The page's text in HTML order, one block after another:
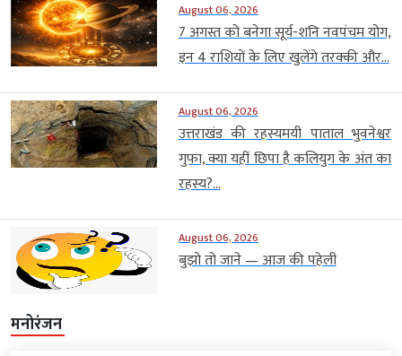
August 06, 2026
7 अगस्त को बनेगा सूर्य-शनि नवपंचम योग,
इन 4 राशियों के लिए खुलेंगे तरक्की और...
August 06, 2026
उत्तराखंड की रहस्यमयी पाताल भुवनेश्वर
गुफा, क्या यहीं छिपा है कलियुग के अंत का
रहस्य?...
August 06, 2026
बुझो तो जाने — आज की पहेली
मनोरंजन